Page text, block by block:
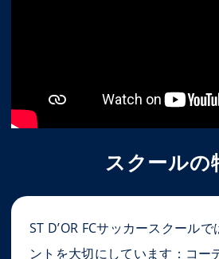
スクールの
ST D’OR FCサッカースクール
ントを大切にしています：コー